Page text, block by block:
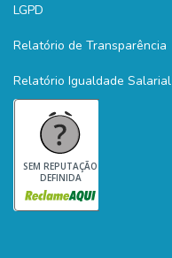
LGPD
Relatório de Transparência
Relatório Igualdade Salarial
SEM REPUTAÇÃO
DEFINIDA